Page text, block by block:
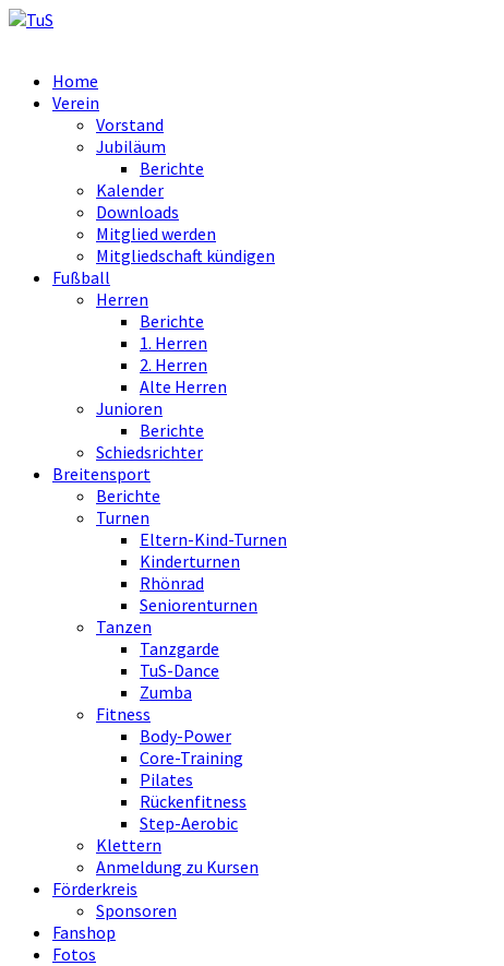
Home
Verein
Vorstand
Jubiläum
Berichte
Kalender
Downloads
Mitglied werden
Mitgliedschaft kündigen
Fußball
Herren
Berichte
1. Herren
2. Herren
Alte Herren
Junioren
Berichte
Schiedsrichter
Breitensport
Berichte
Turnen
Eltern-Kind-Turnen
Kinderturnen
Rhönrad
Seniorenturnen
Tanzen
Tanzgarde
TuS-Dance
Zumba
Fitness
Body-Power
Core-Training
Pilates
Rückenfitness
Step-Aerobic
Klettern
Anmeldung zu Kursen
Förderkreis
Sponsoren
Fanshop
Fotos